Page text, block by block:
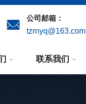
公司邮箱：
tzrnyq@163.com
联系我们